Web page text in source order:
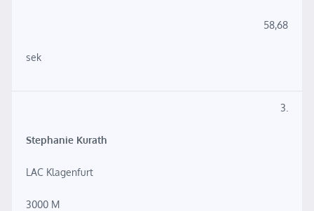
58,68
sek
3.
Stephanie Kurath
LAC Klagenfurt
3000 M